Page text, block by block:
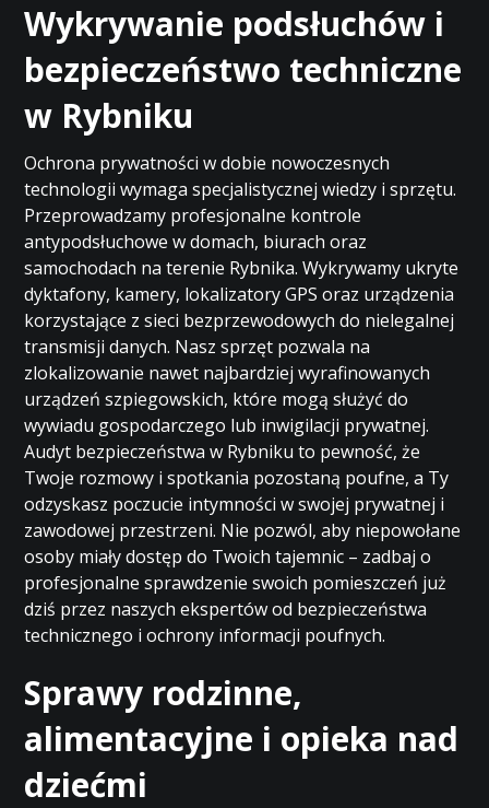
Wykrywanie podsłuchów i
bezpieczeństwo techniczne
w Rybniku
Ochrona prywatności w dobie nowoczesnych
technologii wymaga specjalistycznej wiedzy i sprzętu.
Przeprowadzamy profesjonalne kontrole
antypodsłuchowe w domach, biurach oraz
samochodach na terenie Rybnika. Wykrywamy ukryte
dyktafony, kamery, lokalizatory GPS oraz urządzenia
korzystające z sieci bezprzewodowych do nielegalnej
transmisji danych. Nasz sprzęt pozwala na
zlokalizowanie nawet najbardziej wyrafinowanych
urządzeń szpiegowskich, które mogą służyć do
wywiadu gospodarczego lub inwigilacji prywatnej.
Audyt bezpieczeństwa w Rybniku to pewność, że
Twoje rozmowy i spotkania pozostaną poufne, a Ty
odzyskasz poczucie intymności w swojej prywatnej i
zawodowej przestrzeni. Nie pozwól, aby niepowołane
osoby miały dostęp do Twoich tajemnic – zadbaj o
profesjonalne sprawdzenie swoich pomieszczeń już
dziś przez naszych ekspertów od bezpieczeństwa
technicznego i ochrony informacji poufnych.
Sprawy rodzinne,
alimentacyjne i opieka nad
dziećmi